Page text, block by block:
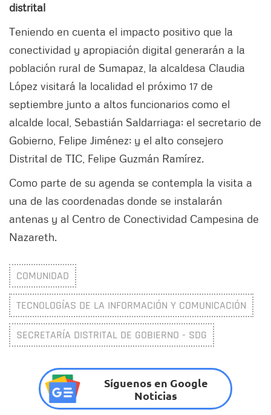
distrital
Teniendo en cuenta el impacto positivo que la
conectividad y apropiación digital generarán a la
población rural de Sumapaz, la alcaldesa Claudia
López visitará la localidad el próximo 17 de
septiembre junto a altos funcionarios como el
alcalde local, Sebastián Saldarriaga; el secretario de
Gobierno, Felipe Jiménez; y el alto consejero
Distrital de TIC, Felipe Guzmán Ramírez.
Como parte de su agenda se contempla la visita a
una de las coordenadas donde se instalarán
antenas y al Centro de Conectividad Campesina de
Nazareth.
COMUNIDAD
TECNOLOGÍAS DE LA INFORMACIÓN Y COMUNICACIÓN
SECRETARÍA DISTRITAL DE GOBIERNO - SDG
Síguenos en Google
Noticias